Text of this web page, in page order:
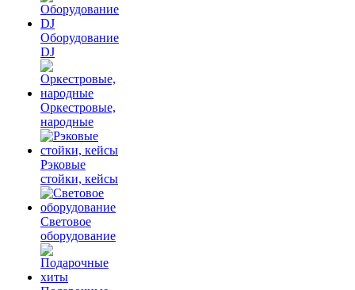
Оборудование
DJ
Оркестровые,
народные
Рэковые
стойки, кейсы
Световое
оборудование